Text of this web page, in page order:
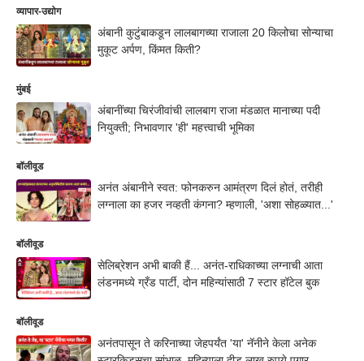
व्यापार-उद्योग
अंबानी कुटुंबाकडून लालबागच्या राजाला 20 किलोचा सोन्याचा
मुकूट अर्पण, किंमत किती?
मुंबई
अंबानींच्या चिरंजीवांची लालबाग राजा मंडळात मानाच्या पदी
नियुक्ती; निभावणार 'ही' महत्त्वाची भूमिका
बॉलीवूड
अनंत अंबानीने स्वत: फोनकरुन आमंत्रण दिलं होतं, तरीही
लग्नाला का हजर नव्हती कंगना? म्हणाली, 'अशा सोहळ्यात...'
बॉलीवूड
सेलिब्रेशन अभी बाकी हैं... अनंत-राधिकाच्या लग्नाची आता
लंडनमध्ये ग्रँड पार्टी, दोन महिन्यांसाठी 7 स्टार हॉटेल बुक
बॉलीवूड
अनंतपासून ते करिनाच्या जेहपर्यंत 'या' नॅनीने केला अनेक